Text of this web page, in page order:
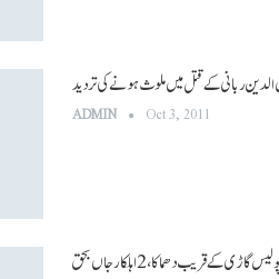
ADMIN Oct 3, 2011